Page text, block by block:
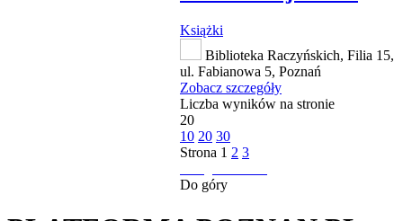
Książki
Biblioteka Raczyńskich, Filia 15,
ul. Fabianowa 5, Poznań
Zobacz szczegóły
Liczba wyników na stronie
20
10 20 30
Strona 1 2 3
Do góry